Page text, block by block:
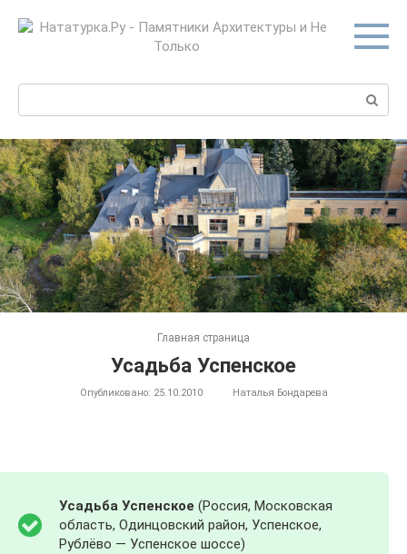
Главная страница
Усадьба Успенское
Опубликовано: 25.10.2010 Наталья Бондарева
Усадьба Успенское (Россия, Московская
область, Одинцовский район, Успенское,
Рублёво — Успенское шоссе)